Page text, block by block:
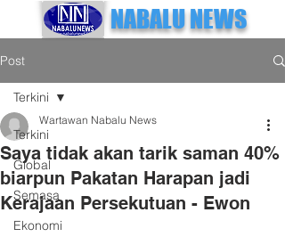
NABALU NEWS
Post
Terkini
Global
Semasa
Ekonomi
Terkini
Saya tidak akan tarik saman 40%
biarpun Pakatan Harapan jadi
Kerajaan Persekutuan - Ewon
Wartawan Nabalu News